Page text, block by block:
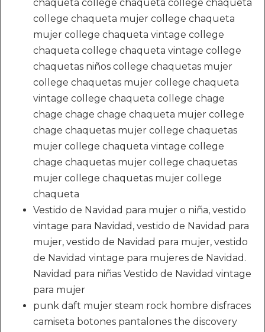
chaqueta college chaqueta college chaqueta
college chaqueta mujer college chaqueta
mujer college chaqueta vintage college
chaqueta college chaqueta vintage college
chaquetas niños college chaquetas mujer
college chaquetas mujer college chaqueta
vintage college chaqueta college chage
chage chage chage chaqueta mujer college
chage chaquetas mujer college chaquetas
mujer college chaqueta vintage college
chage chaquetas mujer college chaquetas
mujer college chaquetas mujer college
chaqueta
Vestido de Navidad para mujer o niña, vestido
vintage para Navidad, vestido de Navidad para
mujer, vestido de Navidad para mujer, vestido
de Navidad vintage para mujeres de Navidad.
Navidad para niñas Vestido de Navidad vintage
para mujer
punk daft mujer steam rock hombre disfraces
camiseta botones pantalones the discovery